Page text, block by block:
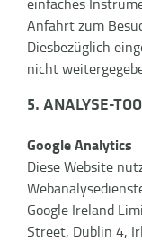
einfaches
Anfahrt zum
Diesbezüglich
nicht
5. ANALYSE-
Google Analytics
Diese Website
Google Ireland
Street, Dublin 4,